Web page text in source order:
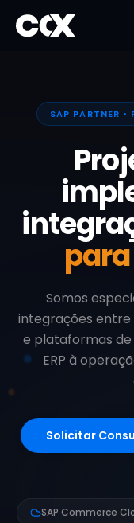
SAP PARTNER
Somos
integrações entre
e plataformas
ERP à
Solicitar
SAP Commerce